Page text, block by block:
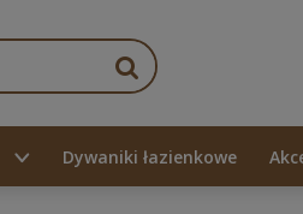
Dywaniki łazienkowe